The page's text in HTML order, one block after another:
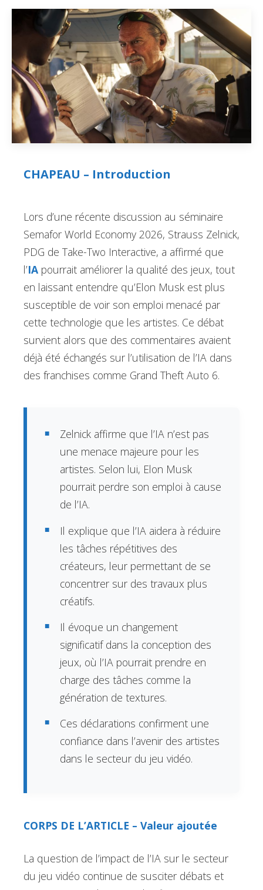
CHAPEAU – Introduction
Lors d’une récente discussion au séminaire
Semafor World Economy 2026, Strauss Zelnick,
PDG de Take-Two Interactive, a affirmé que
l’IA pourrait améliorer la qualité des jeux, tout
en laissant entendre qu’Elon Musk est plus
susceptible de voir son emploi menacé par
cette technologie que les artistes. Ce débat
survient alors que des commentaires avaient
déjà été échangés sur l’utilisation de l’IA dans
des franchises comme Grand Theft Auto 6.
Zelnick affirme que l’IA n’est pas
une menace majeure pour les
artistes. Selon lui, Elon Musk
pourrait perdre son emploi à cause
de l’IA.
Il explique que l’IA aidera à réduire
les tâches répétitives des
créateurs, leur permettant de se
concentrer sur des travaux plus
créatifs.
Il évoque un changement
significatif dans la conception des
jeux, où l’IA pourrait prendre en
charge des tâches comme la
génération de textures.
Ces déclarations confirment une
confiance dans l’avenir des artistes
dans le secteur du jeu vidéo.
CORPS DE L’ARTICLE – Valeur ajoutée
La question de l’impact de l’IA sur le secteur
du jeu vidéo continue de susciter débats et